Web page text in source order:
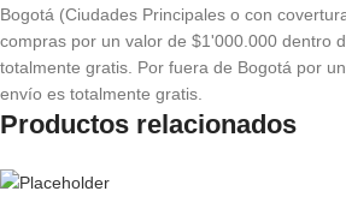
Bogotá (Ciudades Principales o con
compras por un valor de $1'000.000 dentro
totalmente gratis. Por fuera de Bogotá por
envío es totalmente gratis.
Productos relacionados